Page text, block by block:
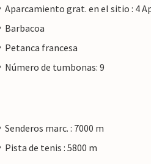
Aparcamiento grat. en el sitio : 4
Barbacoa
Petanca francesa
Número de tumbonas: 9
Senderos marc. : 7000 m
Pista de tenis : 5800 m